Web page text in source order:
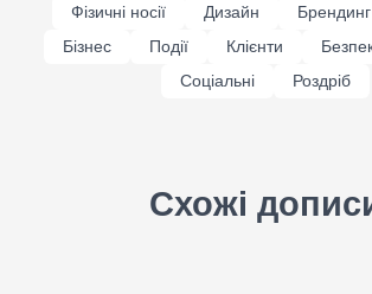
Фізичні носії
Дизайн Брендинг
Бізнес
Події Клієнти
Соціальні
Роздріб
Схожі